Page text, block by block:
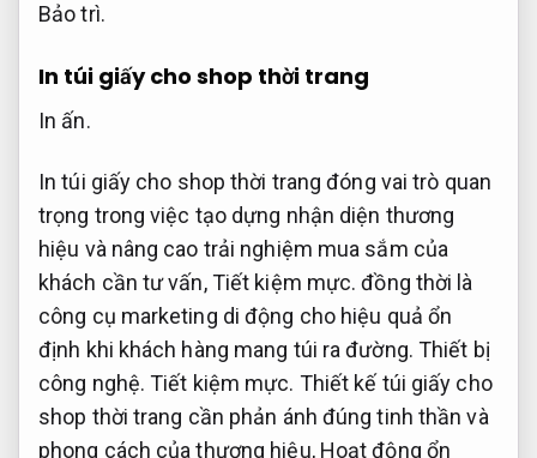
Bảo trì.
In túi giấy cho shop thời trang
In ấn.
In túi giấy cho shop thời trang đóng vai trò quan
trọng trong việc tạo dựng nhận diện thương
hiệu và nâng cao trải nghiệm mua sắm của
khách cần tư vấn,Tiết kiệm mực. đồng thời là
công cụ marketing di động cho hiệu quả ổn
định khi khách hàng mang túi ra đường. Thiết bị
công nghệ. Tiết kiệm mực. Thiết kế túi giấy cho
shop thời trang cần phản ánh đúng tinh thần và
phong cách của thương hiệu, Hoạt động ổn